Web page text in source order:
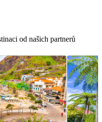
od našich partnerů